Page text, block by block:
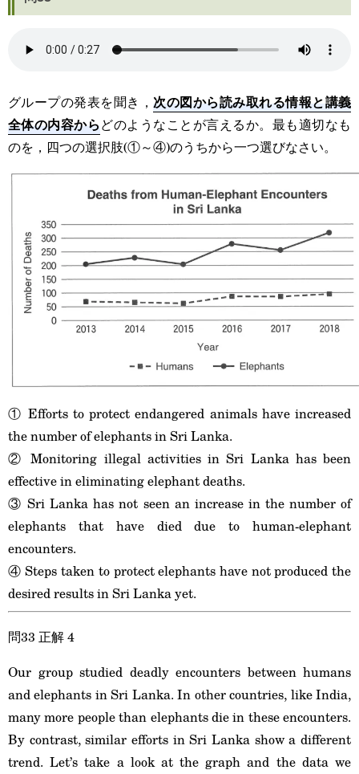
グループの発表を聞き，次の図から読み取れる情報と講義
全体の内容からどのようなことが言えるか。最も適切なも
のを，四つの選択肢(①～④)のうちから一つ選びなさい。
① Efforts to protect endangered animals have increased
the number of elephants in Sri Lanka.
② Monitoring illegal activities in Sri Lanka has been
effective in eliminating elephant deaths.
③ Sri Lanka has not seen an increase in the number of
elephants that have died due to human-elephant
encounters.
④ Steps taken to protect elephants have not produced the
desired results in Sri Lanka yet.
問33 正解 4
Our group studied deadly encounters between humans
and elephants in Sri Lanka. In other countries, like India,
many more people than elephants die in these encounters.
By contrast, similar efforts in Sri Lanka show a different
trend. Let’s take a look at the graph and the data we